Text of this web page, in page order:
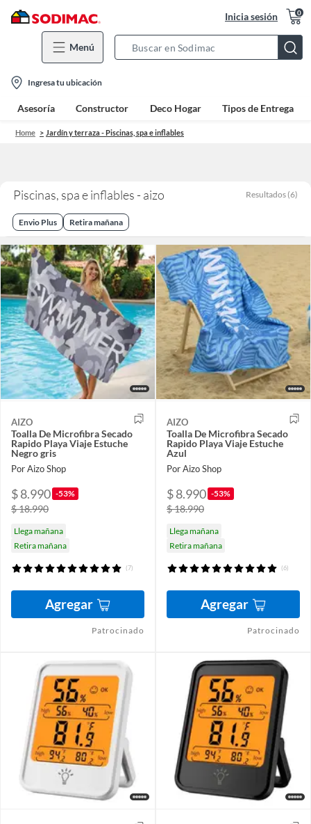
Inicia sesión 0
Menú
Bar
location-
icon
Ingresa tu ubicación
Asesoría Constructor Deco Hogar Tipos de Entrega
Home Jardín y terraza - Piscinas, spa e inflables
Piscinas, spa e inflables - aizo Resultados (6)
Envio Plus Retira mañana
AIZO
Toalla De Microfibra Secado
Rapido Playa Viaje Estuche
Negro gris
Por Aizo Shop
$ 8.990 -53%
$ 18.990
Llega mañana
Retira mañana
(7)
Agregar
Patrocinado
AIZO
Toalla De Microfibra Secado
Rapido Playa Viaje Estuche
Azul
Por Aizo Shop
$ 8.990 -53%
$ 18.990
Llega mañana
Retira mañana
(6)
Agregar
Patrocinado